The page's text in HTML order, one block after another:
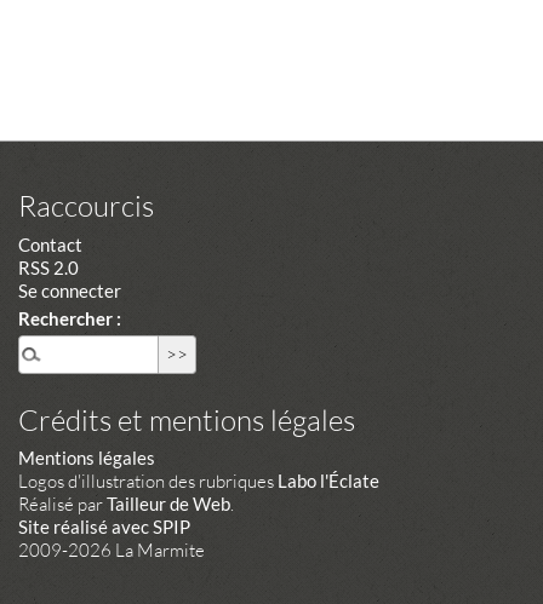
Raccourcis
Contact
RSS 2.0
Se connecter
Rechercher :
Crédits et mentions légales
Mentions légales
Logos d'illustration des rubriques Labo l'Éclate
Réalisé parTailleur de Web.
Site réalisé avec SPIP
2009-2026 La Marmite